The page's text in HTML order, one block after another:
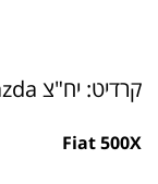
קרדיט: יח"צ Mazda
Fiat 500X